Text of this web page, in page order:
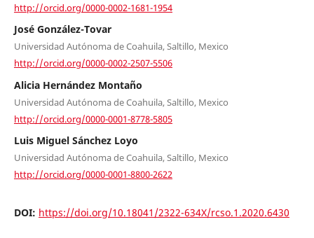
http://orcid.org/0000-0002-1681-1954
José González-Tovar
Universidad Autónoma de Coahuila, Saltillo, Mexico
http://orcid.org/0000-0002-2507-5506
Alicia Hernández Montaño
Universidad Autónoma de Coahuila, Saltillo, Mexico
http://orcid.org/0000-0001-8778-5805
Luis Miguel Sánchez Loyo
Universidad Autónoma de Coahuila, Saltillo, Mexico
http://orcid.org/0000-0001-8800-2622
DOI: https://doi.org/10.18041/2322-634X/rcso.1.2020.6430